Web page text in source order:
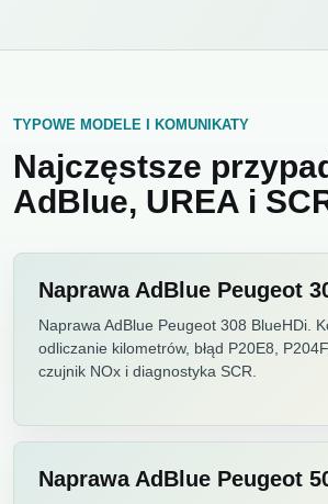
TYPOWE MODELE I KOMUNIKATY
Najczęstsze
AdBlue, UREA i
Naprawa AdBlue Peugeot
Naprawa AdBlue Peugeot 308 BlueHDi.
odliczanie kilometrów, błąd P20E8,
czujnik NOx i diagnostyka SCR.
Naprawa AdBlue Peugeot